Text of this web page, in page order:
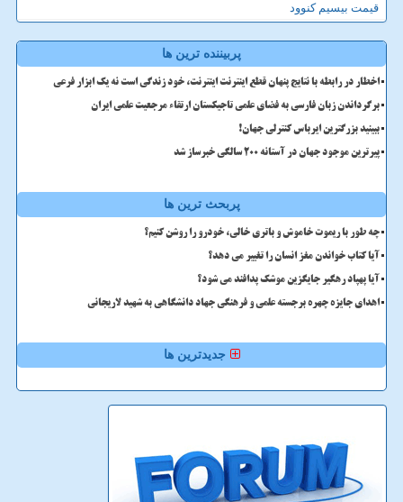
قیمت بیسیم کنوود
پربیننده ترین ها
اخطار در رابطه با نتایج پنهان قطع اینترنت اینترنت، خود زندگی است نه یک ابزار فرعی
برگرداندن زبان فارسی به فضای علمی تاجیکستان ارتقاء مرجعیت علمی ایران
ببینید بزرگترین ایرباس کنترلی جهان!
پیرترین موجود جهان در آستانه ۲۰۰ سالگی خبرساز شد
پربحث ترین ها
چه طور با ریموت خاموش و باتری خالی، خودرو را روشن کنیم؟
آیا کتاب خواندن مغز انسان را تغییر می دهد؟
آیا پهپاد رهگیر جایگزین موشک پدافند می شود؟
اهدای جایزه چهره برجسته علمی و فرهنگی جهاد دانشگاهی به شهید لاریجانی
جدیدترین ها